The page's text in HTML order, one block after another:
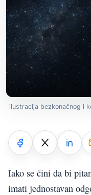
ilustracija bezkonačnog i
Iako se čini da bi
imati jednostavan